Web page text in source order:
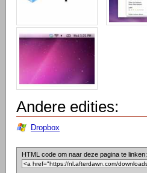
Andere edities:
Dropbox
HTML code om naar deze pagina te linken: